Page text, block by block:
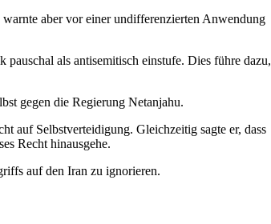
aber vor einer undifferenzierten Anwendung
als antisemitisch einstufe. Dies führe dazu,
gegen die Regierung Netanjahu.
auf Selbstverteidigung. Gleichzeitig sagte er, dass
Recht hinausgehe.
auf den Iran zu ignorieren.